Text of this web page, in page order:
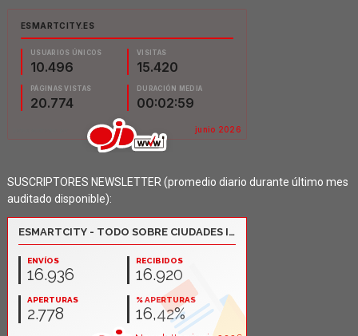
SUSCRIPTORES NEWSLETTER (promedio diario durante último mes
auditado disponible):